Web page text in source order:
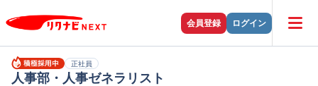
会員登録 ログイン
正社員
人事部・人事ゼネラリスト